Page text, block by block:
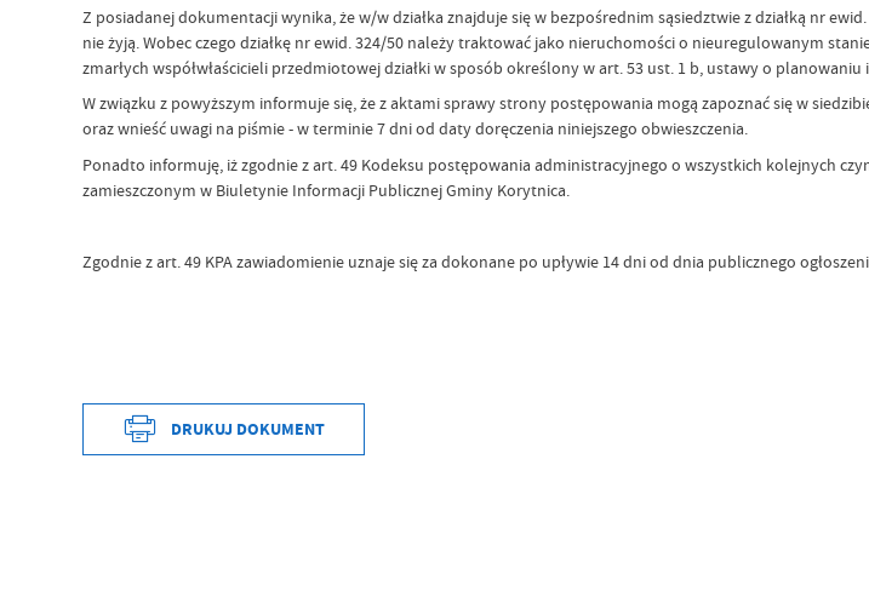
Z posiadanej dokumentacji wynika, że w/w działka znajduje się w bezpośrednim sąsiedztwie z działką nr
nie żyją. Wobec czego działkę nr ewid. 324/50 należy traktować jako nieruchomości o nieuregulowanym
zmarłych współwłaścicieli przedmiotowej działki w sposób określony w art. 53 ust. 1 b, ustawy o
W związku z powyższym informuje się, że z aktami sprawy strony postępowania mogą zapoznać się w
oraz wnieść uwagi na piśmie - w terminie 7 dni od daty doręczenia niniejszego obwieszczenia.
Ponadto informuję, iż zgodnie z art. 49 Kodeksu postępowania administracyjnego o wszystkich kolejnych
zamieszczonym w Biuletynie Informacji Publicznej Gminy Korytnica.
Zgodnie z art. 49 KPA zawiadomienie uznaje się za dokonane po upływie 14 dni od dnia publicznego
DRUKUJ DOKUMENT